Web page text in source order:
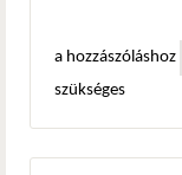
a hozzászóláshoz
szükséges